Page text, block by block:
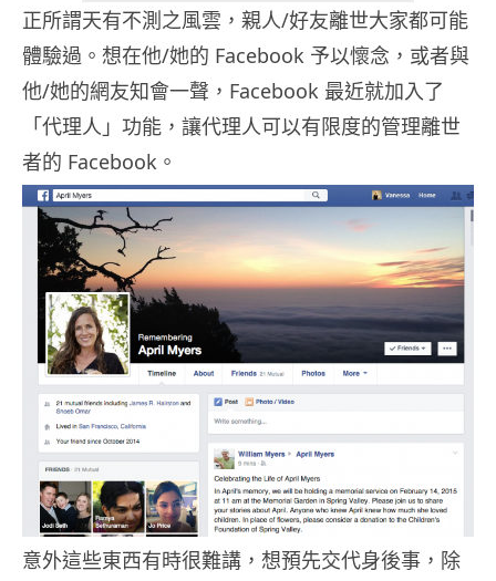
正所謂天有不測之風雲，親人/好友離世大家都可能
體驗過。想在他/她的 Facebook 予以懷念，或者與
他/她的網友知會一聲，Facebook 最近就加入了
「代理人」功能，讓代理人可以有限度的管理離世
者的 Facebook。
意外這些東西有時很難講，想預先交代身後事，除